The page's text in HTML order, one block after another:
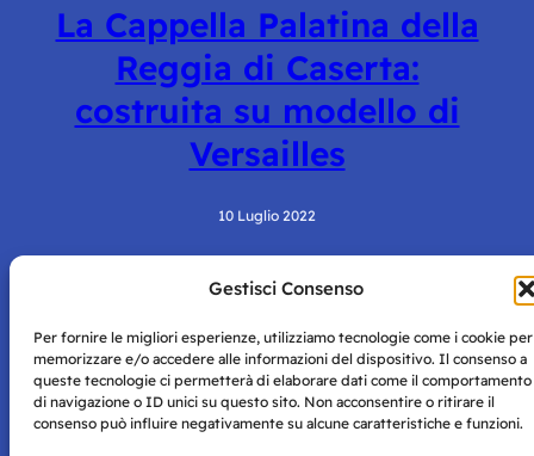
Gestisci Consenso
Per fornire le migliori esperienze, utilizziamo tecnologie come i cookie per
memorizzare e/o accedere alle informazioni del dispositivo. Il consenso a
queste tecnologie ci permetterà di elaborare dati come il comportamento
di navigazione o ID unici su questo sito. Non acconsentire o ritirare il
consenso può influire negativamente su alcune caratteristiche e funzioni.
La Cappella Palatina della
Reggia di Caserta:
costruita su modello di
Versailles
10 Luglio 2022